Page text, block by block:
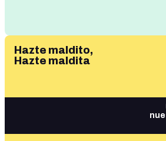
Hazte maldito,
Hazte maldita